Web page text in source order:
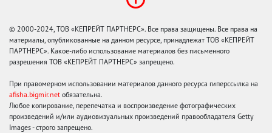
© 2000-2024, ТОВ «КЕПРЕЙТ ПАРТНЕРС». Все права защищены. Все права на
материалы, опубликованные на данном ресурсе, принадлежат ТОВ «КЕПРЕЙТ
ПАРТНЕРС». Какое-либо использование материалов без письменного
разрешения ТОВ «КЕПРЕЙТ ПАРТНЕРС» запрещено.
При правомерном использовании материалов данного ресурса гиперссылка на
afisha.bigmir.net обязательна.
Любое копирование, перепечатка и воспроизведение фотографических
произведений и/или аудиовизуальных произведений правообладателя Getty
Images - строго запрещено.